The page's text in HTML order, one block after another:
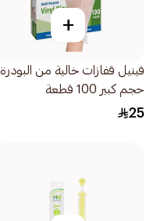
+
فينيل قفازات خالية من البودرة
حجم كبير 100 قطعة
25